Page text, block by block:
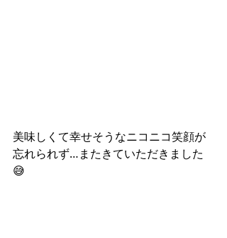
美味しくて幸せそうなニコニコ笑顔が
忘れられず…またきていただきました
😅